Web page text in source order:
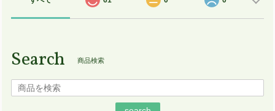
Search 商品検索